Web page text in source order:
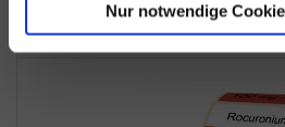
Nur notwendige
ZULETZT ANGESEHEN